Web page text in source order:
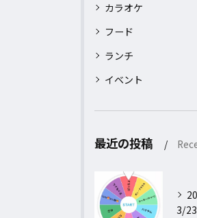
カラオケ
フード
ランチ
イベント
最近の投稿